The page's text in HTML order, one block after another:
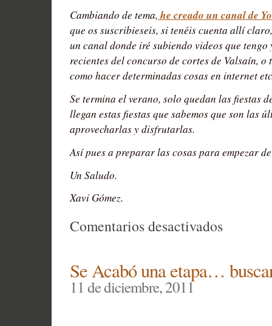
Cambiando de tema, he creado un canal de
que os suscribieseis, si tenéis cuenta allí
un canal donde iré subiendo videos que
recientes del concurso de cortes de Valsaín,
como hacer determinadas cosas en internet
Se termina el verano, solo quedan las fiestas
llegan estas fiestas que sabemos que son las
aprovecharlas y disfrutarlas.
Así pues a preparar las cosas para empezar
Un Saludo.
Xavi Gómez.
Comentarios desactivados
acabó
lo
Se Acabó una etapa…
11 de diciembre, 2011